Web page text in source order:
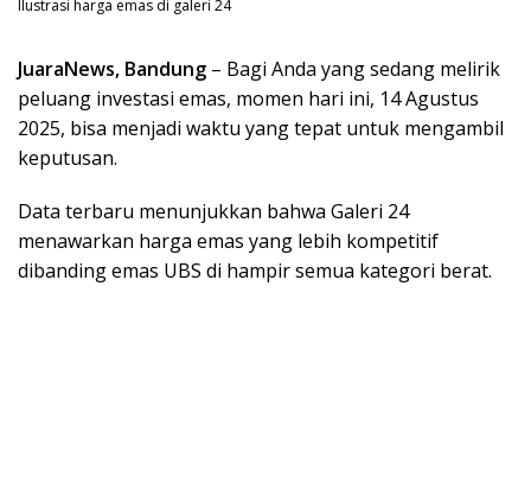
Ilustrasi harga emas di galeri 24
JuaraNews, Bandung – Bagi Anda yang sedang melirik
peluang investasi emas, momen hari ini, 14 Agustus
2025, bisa menjadi waktu yang tepat untuk mengambil
keputusan.
Data terbaru menunjukkan bahwa Galeri 24
menawarkan harga emas yang lebih kompetitif
dibanding emas UBS di hampir semua kategori berat.